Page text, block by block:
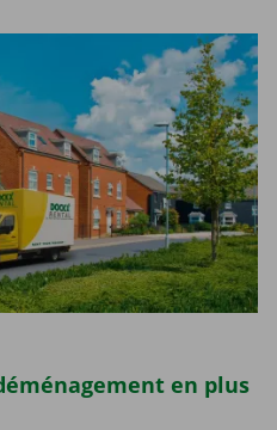
en plus